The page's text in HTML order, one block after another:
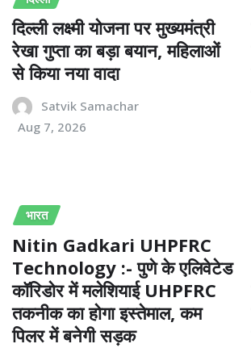
दिल्ली लक्ष्मी योजना पर मुख्यमंत्री
रेखा गुप्ता का बड़ा बयान, महिलाओं
से किया नया वादा
Satvik Samachar
Aug 7, 2026
भारत
Nitin Gadkari UHPFRC
Technology :- पुणे के एलिवेटेड
कॉरिडोर में मलेशियाई UHPFRC
तकनीक का होगा इस्तेमाल, कम
पिलर में बनेगी सड़क